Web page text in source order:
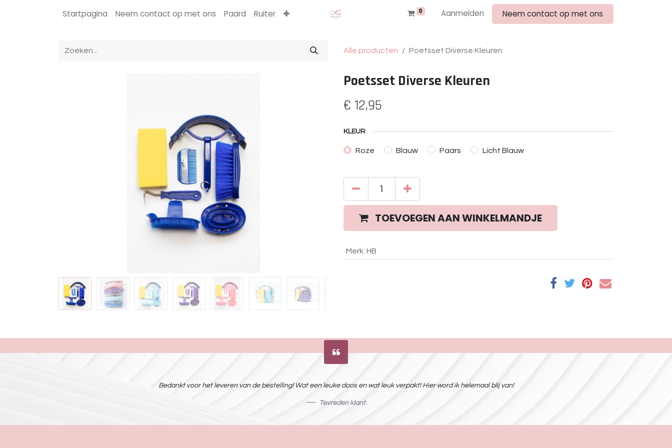
0 Aanmelden Neem contact op met ons
Startpagina Neem contact op met ons Paard Ruiter
Alle producten Poetsset Diverse Kleuren
Poetsset Diverse Kleuren
€ 12,95
KLEUR
Roze Blauw Paars Licht Blauw
TOEVOEGEN AAN WINKELMANDJE
Merk: HB
Bedankt voor het leveren van de bestelling! Wat een leuke doos en wat leuk verpakt! Hier word ik helemaal blij van!
Tevreden klant.